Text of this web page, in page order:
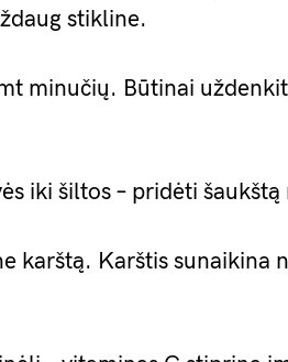
stikline.
minučių. Būtinai
iki šiltos – pridėti šaukštą
karštą. Karštis sunaikina